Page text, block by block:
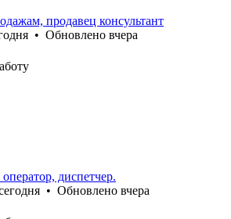
продавец консультант
• Обновлено вчера
диспетчер.
• Обновлено вчера